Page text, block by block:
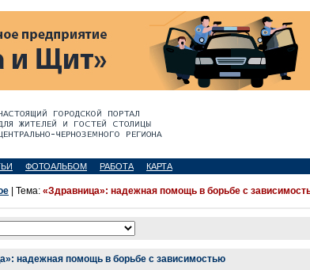
ФОТОАЛЬБОМ РАБОТА КАРТА
| Тема: «Здравница»: надежная помощь в борьбе с
надежная помощь в борьбе с зависимостью